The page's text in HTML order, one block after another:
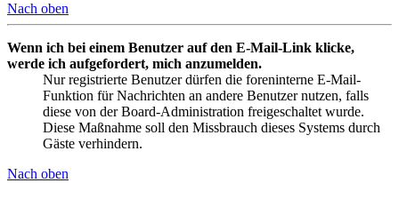
Nach oben
Wenn ich bei einem Benutzer auf den E-Mail-Link klicke,
werde ich aufgefordert, mich anzumelden.
Nur registrierte Benutzer dürfen die foreninterne E-Mail-
Funktion für Nachrichten an andere Benutzer nutzen, falls
diese von der Board-Administration freigeschaltet wurde.
Diese Maßnahme soll den Missbrauch dieses Systems durch
Gäste verhindern.
Nach oben